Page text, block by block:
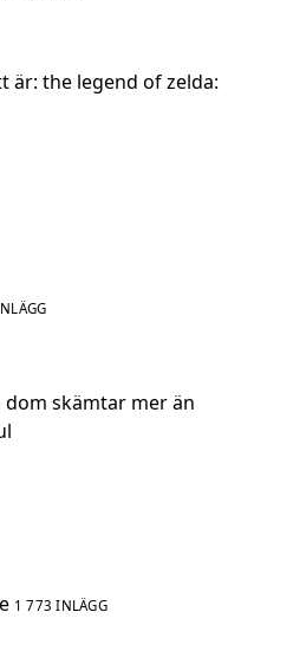
är: the legend of zelda:
skämtar mer än
1 773 INLÄGG